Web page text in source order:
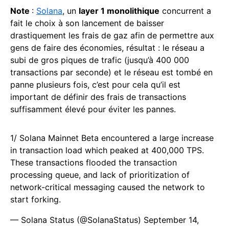
Note : Solana, un layer 1 monolithique concurrent a
fait le choix à son lancement de baisser
drastiquement les frais de gaz afin de permettre aux
gens de faire des économies, résultat : le réseau a
subi de gros piques de trafic (jusqu’à 400 000
transactions par seconde) et le réseau est tombé en
panne plusieurs fois, c’est pour cela qu’il est
important de définir des frais de transactions
suffisamment élevé pour éviter les pannes.
1/ Solana Mainnet Beta encountered a large increase
in transaction load which peaked at 400,000 TPS.
These transactions flooded the transaction
processing queue, and lack of prioritization of
network-critical messaging caused the network to
start forking.
— Solana Status (@SolanaStatus) September 14,